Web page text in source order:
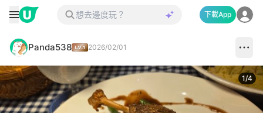
下載App
Panda538 2026/02/01
1/4